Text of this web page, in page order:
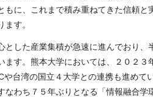
もに、これまで積み重ねてきた信頼
す。
した産業集積が急速に進んでおり、
ます。熊本大学においては、２０２３
や台湾の国立４大学との連携も進めて
なわち７５年ぶりとなる「情報融合